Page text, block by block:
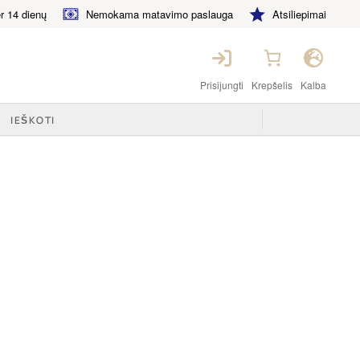
14 dienų Nemokama matavimo paslauga Atsiliepimai
Prisijungti Krepšelis Kalba